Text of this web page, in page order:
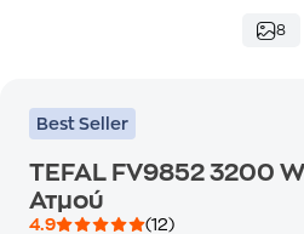
8
Best Seller
TEFAL FV9852 3200
Ατμού
4.9
(12)